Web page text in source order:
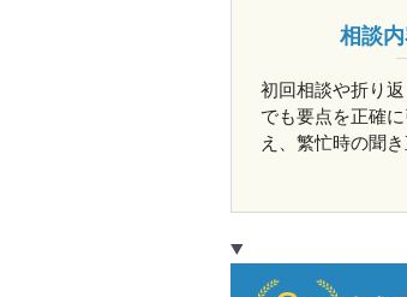
相談
初回相談や折り
でも要点を正確
え、繁忙時の聞